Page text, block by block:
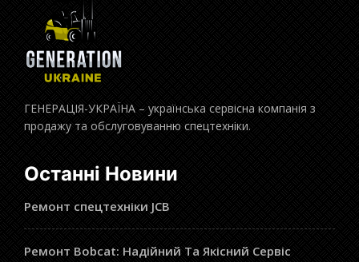
ГЕНЕРАЦІЯ-УКРАЇНА – українська сервісна компанія з
продажу та обслуговуванню спецтехніки.
Останні Новини
Ремонт спецтехніки JCB
Ремонт Bobcat: Надійний Та Якісний Сервіс